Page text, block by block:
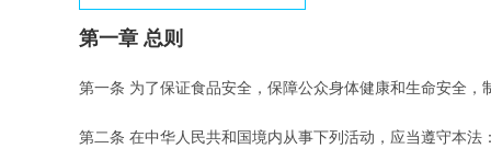
第一章 总则
第一条 为了保证食品安全，保障公众身体健康和生命安全，
第二条 在中华人民共和国境内从事下列活动，应当遵守本法：